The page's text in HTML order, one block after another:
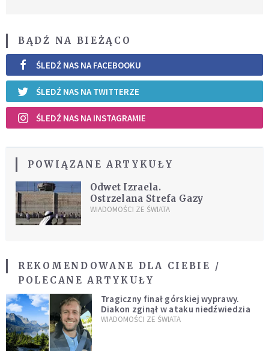
BĄDŹ NA BIEŻĄCO
ŚLEDŹ NAS NA FACEBOOKU
ŚLEDŹ NAS NA TWITTERZE
ŚLEDŹ NAS NA INSTAGRAMIE
POWIĄZANE ARTYKUŁY
Odwet Izraela.
Ostrzelana Strefa Gazy
WIADOMOŚCI ZE ŚWIATA
REKOMENDOWANE DLA CIEBIE /
POLECANE ARTYKUŁY
Tragiczny finał górskiej wyprawy.
Diakon zginął w ataku niedźwiedzia
WIADOMOŚCI ZE ŚWIATA